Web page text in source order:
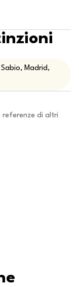
Madrid,
referenze di altri